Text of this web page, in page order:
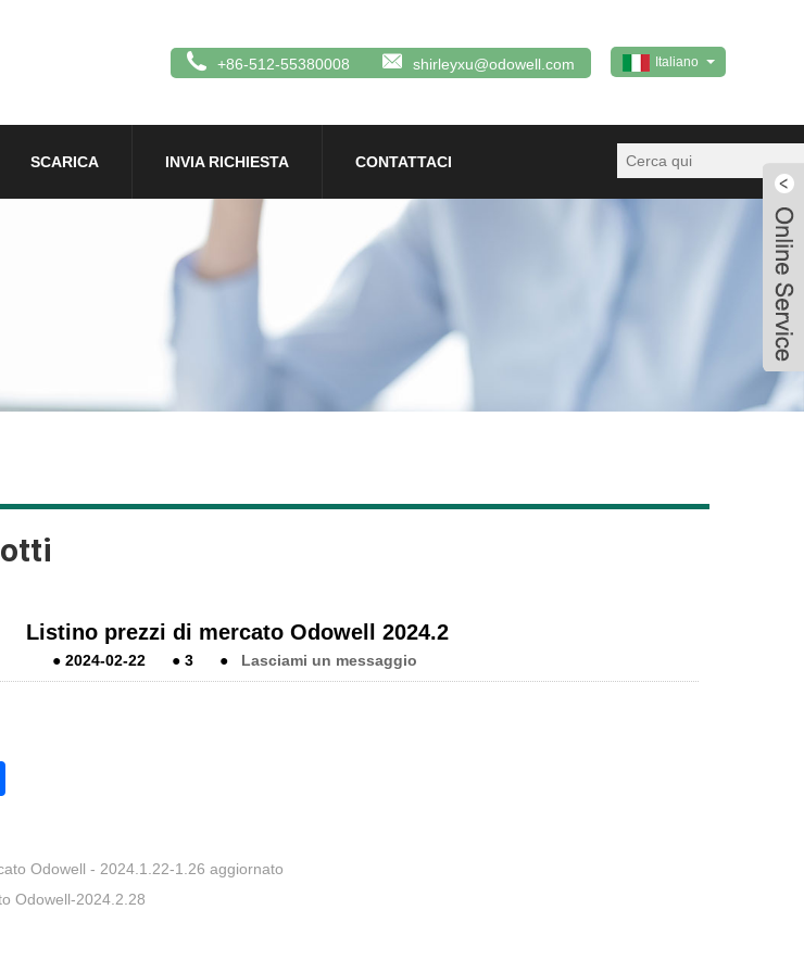
Italiano
+86-512-55380008 shirleyxu@odowell.com
SCARICA INVIA RICHIESTA CONTATTACI
Listino prezzi di mercato Odowell 2024.2
● 2024-02-22 ● 3 ● Lasciami un messaggio
Odowell - 2024.1.22-1.26 aggiornato
Odowell-2024.2.28